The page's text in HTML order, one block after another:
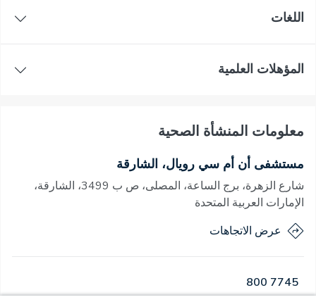
اللغات
المؤهلات العلمية
معلومات المنشأة الصحية
مستشفى أن أم سي رويال، الشارقة
شارع الزهرة، برج الساعة، المصلى، ص ب 3499، الشارقة،
الإمارات العربية المتحدة
عرض الاتجاهات
800 7745